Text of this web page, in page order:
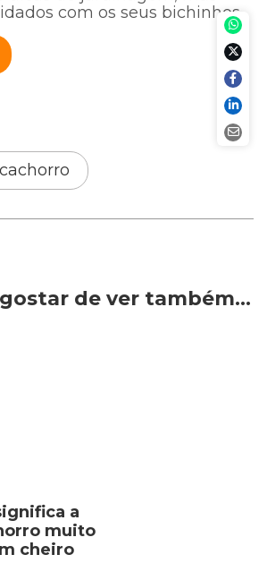
com os seus bichinhos.
de ver também…
a
muito
cheiro